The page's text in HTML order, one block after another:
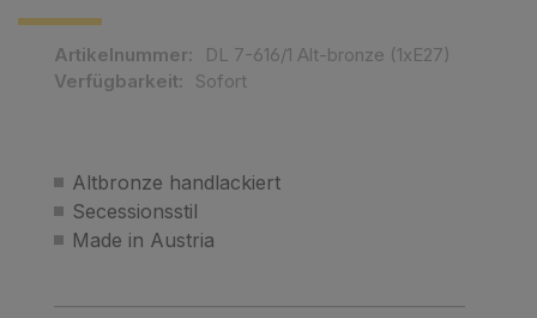
Altbronze handlackiert
Secessionsstil
Made in Austria
Artikelnummer:
DL 7-616/1 Alt-bronze (1xE27)
Verfügbarkeit:
Sofort